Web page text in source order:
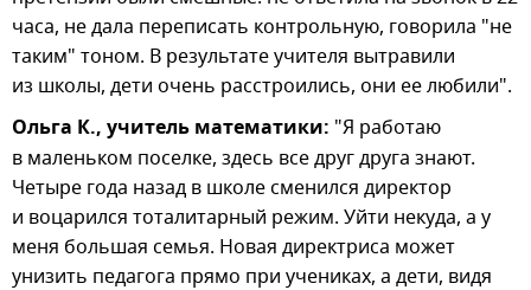
часа, не дала переписать контрольную, говорила "не
таким" тоном. В результате учителя вытравили
из школы, дети очень расстроились, они ее любили".
Ольга К., учитель математики: "Я работаю
в маленьком поселке, здесь все друг друга знают.
Четыре года назад в школе сменился директор
и воцарился тоталитарный режим. Уйти некуда, а у
меня большая семья. Новая директриса может
унизить педагога прямо при учениках, а дети, видя